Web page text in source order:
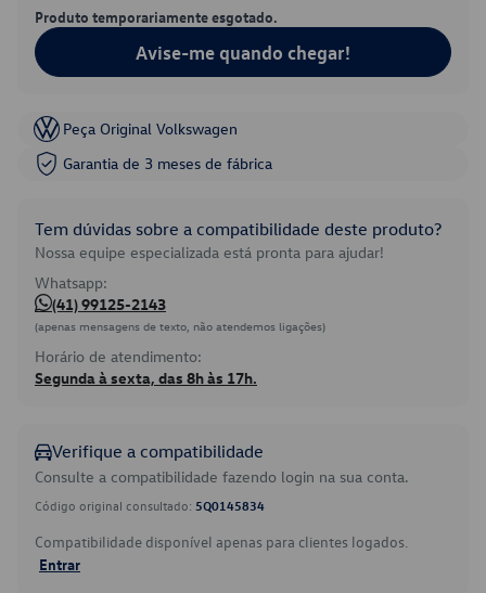
Produto temporariamente esgotado.
Avise-me quando chegar!
Peça Original Volkswagen
Garantia de 3 meses de fábrica
Tem dúvidas sobre a compatibilidade deste produto?
Nossa equipe especializada está pronta para ajudar!
Whatsapp:
(41) 99125-2143
(apenas mensagens de texto, não atendemos ligações)
Horário de atendimento:
Segunda à sexta, das 8h às 17h.
Verifique a compatibilidade
Consulte a compatibilidade fazendo login na sua conta.
Código original consultado: 5Q0145834
Compatibilidade disponível apenas para clientes logados.
Entrar